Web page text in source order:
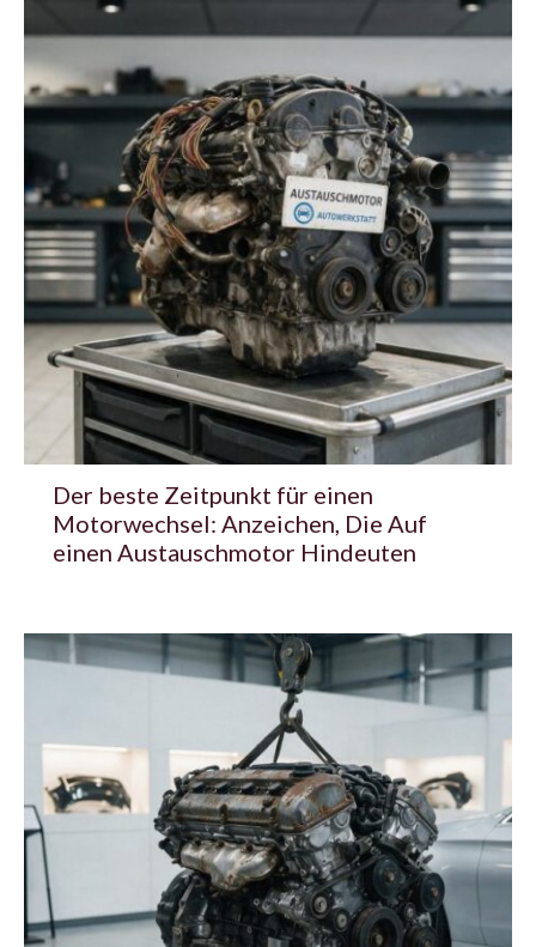
Der beste Zeitpunkt für einen
Motorwechsel: Anzeichen, Die Auf
einen Austauschmotor Hindeuten